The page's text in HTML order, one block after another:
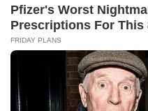
Email
Tentang Katadata Advertising